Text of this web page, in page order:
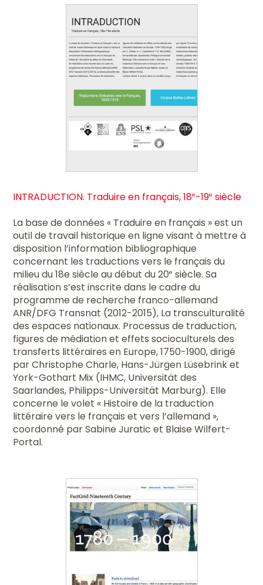
INTRADUCTION. Traduire en français, 18e-19e siècle
La base de données « Traduire en français » est un
outil de travail historique en ligne visant à mettre à
disposition l’information bibliographique
concernant les traductions vers le français du
milieu du 18e siècle au début du 20e siècle. Sa
réalisation s’est inscrite dans le cadre du
programme de recherche franco-allemand
ANR/DFG Transnat (2012-2015), La transculturalité
des espaces nationaux. Processus de traduction,
figures de médiation et effets socioculturels des
transferts littéraires en Europe, 1750-1900, dirigé
par Christophe Charle, Hans-Jürgen Lüsebrink et
York-Gothart Mix (IHMC, Universität des
Saarlandes, Philipps-Universität Marburg). Elle
concerne le volet « Histoire de la traduction
littéraire vers le français et vers l’allemand »,
coordonné par Sabine Juratic et Blaise Wilfert-
Portal.